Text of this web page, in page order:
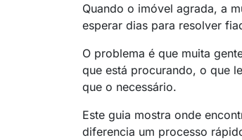
Quando o imóvel agrada, a
esperar dias para resolver
O problema é que muita
que está procurando, o que
que o necessário.
Este guia mostra onde
diferencia um processo